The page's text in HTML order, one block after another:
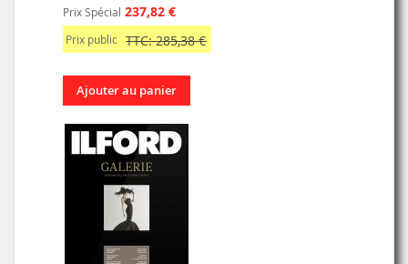
Prix Spécial 237,82 €
Prix public TTC: 285,38 €
Ajouter au panier